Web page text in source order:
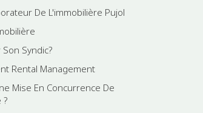
De L'immobilière Pujol
Syndic?
Rental Management
Mise En Concurrence De
?